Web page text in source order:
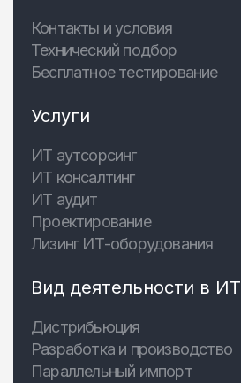
Контакты и условия
Технический подбор
Бесплатное тестирование
Услуги
ИТ аутсорсинг
ИТ консалтинг
ИТ аудит
Проектирование
Лизинг ИТ-оборудования
Вид деятельности в ИТ
Дистрибьюция
Разработка и производство
Параллельный импорт